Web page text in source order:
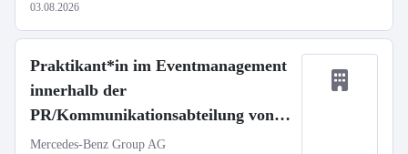
03.08.2026
Praktikant*in im Eventmanagement
innerhalb der
PR/Kommunikationsabteilung von
Mercedes-Benz Vans (Pflicht-
Mercedes-Benz Group AG